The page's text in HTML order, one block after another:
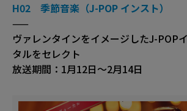
H02 季節音楽（J-POP インスト）
——
ヴァレンタインをイメージしたJ-POP
タルをセレクト
放送期間：1月12日～2月14日